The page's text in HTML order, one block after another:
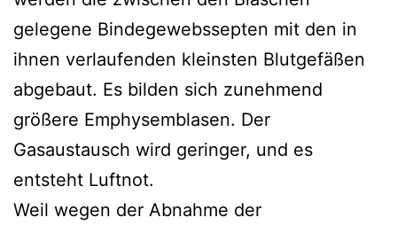
gelegene Bindegewebssepten mit den in
ihnen verlaufenden kleinsten Blutgefäßen
abgebaut. Es bilden sich zunehmend
größere Emphysemblasen. Der
Gasaustausch wird geringer, und es
entsteht Luftnot.
Weil wegen der Abnahme der